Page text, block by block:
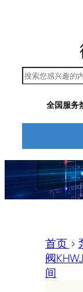
全国服务
首页 >
阀
间